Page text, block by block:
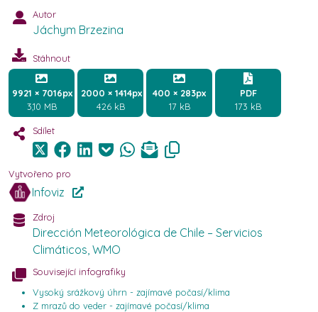
Autor
Jáchym Brzezina
Stáhnout
9921 × 7016px
3,10 MB
2000 × 1414px
426 kB
400 × 283px
17 kB
PDF
173 kB
Sdílet
Vytvořeno pro
Infoviz
Zdroj
Dirección Meteorológica de Chile – Servicios
Climáticos, WMO
Související infografiky
Vysoký srážkový úhrn - zajímavé počasí/klima
Z mrazů do veder - zajímavé počasí/klima